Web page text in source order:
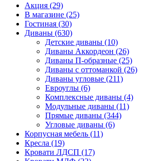
Акция (29)
В магазине (25)
Гостиная (30)
Диваны (630)
Детские диваны (10)
Диваны Аккордеон (26)
Диваны П-образные (25)
Диваны с оттоманкой (26)
Диваны угловые (211)
Евроуглы (6)
Комплексные диваны (4)
Модульные диваны (11)
Прямые диваны (344)
Угловые диваны (6)
Корпусная мебель (11)
Кресла (19)
Кровати ЛДСП (17)